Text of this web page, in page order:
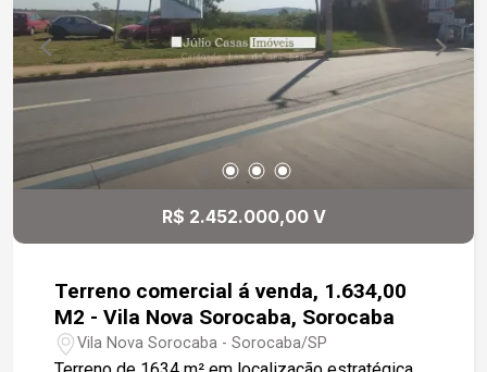
R$ 2.452.000,00 V
Terreno comercial á venda, 1.634,00
M2 - Vila Nova Sorocaba, Sorocaba
Vila Nova Sorocaba - Sorocaba/SP